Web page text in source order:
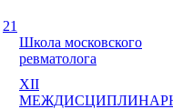
21
Школа московского
ревматолога
XII